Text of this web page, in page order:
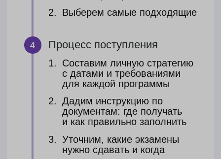
Всё, что входит в вариант №3
Поступление
+ ВНЖ + виза
+ сопровождение онлайн